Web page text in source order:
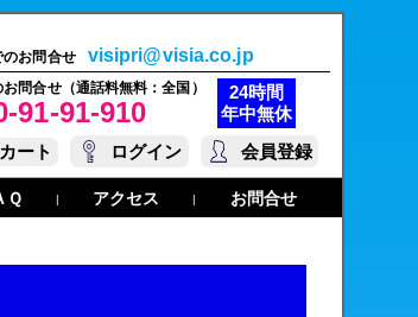
のお問合せ visipri@visia.co.jp
問合せ（通話料無料：全国）
91-91-910
24時間
年中無休
カート
ログイン 会員登録
Ｑ | アクセス | お問合せ